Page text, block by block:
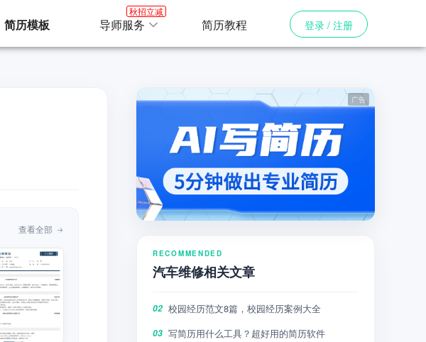
简历模板 导师服务
秋招立减
简历教程 登录 / 注册
查看全部
RECOMMENDED
汽车维修相关文章
02 校园经历范文8篇，校园经历案例大全
03 写简历用什么工具？超好用的简历软件